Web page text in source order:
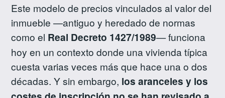
Este modelo de precios vinculados al valor del
inmueble —antiguo y heredado de normas
como el Real Decreto 1427/1989— funciona
hoy en un contexto donde una vivienda típica
cuesta varias veces más que hace una o dos
décadas. Y sin embargo, los aranceles y los